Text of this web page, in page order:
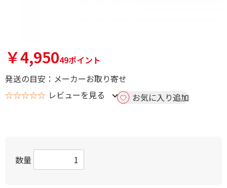
￥4,95049ポイント
発送の目安：メーカーお取り寄せ
☆☆☆☆☆ レビューを見る お気に入り追加
数量